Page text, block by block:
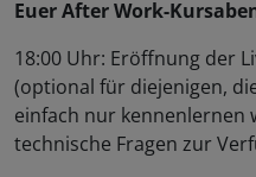
Euer After Work-
18:00 Uhr: Eröffnung der
(optional für diejenigen,
einfach nur kennenlernen
technische Fragen zur